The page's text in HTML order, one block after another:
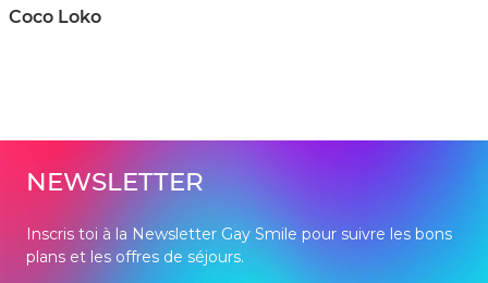
Coco Loko
NEWSLETTER
Inscris toi à la Newsletter Gay Smile pour suivre les bons
plans et les offres de séjours.